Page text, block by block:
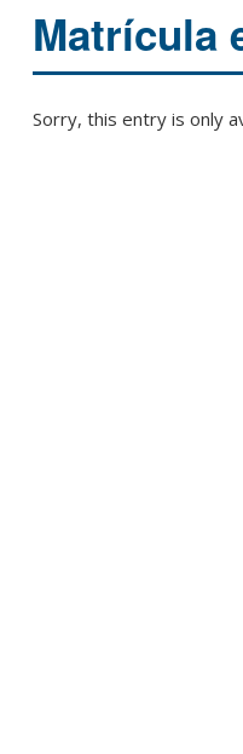
Matrícula
Sorry, this entry is only